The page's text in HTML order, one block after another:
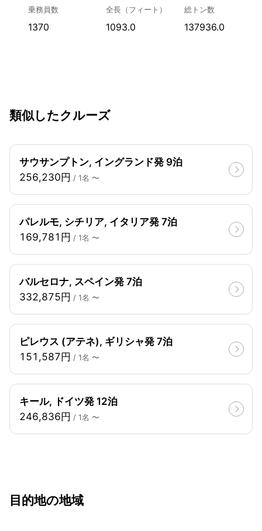
乗務員数
1370
全長（フィート）
1093.0
総トン数
137936.0
類似したクルーズ
サウサンプトン, イングランド発 9泊
256,230円 / 1名 〜
パレルモ, シチリア, イタリア発 7泊
169,781円 / 1名 〜
バルセロナ, スペイン発 7泊
332,875円 / 1名 〜
ピレウス (アテネ), ギリシャ発 7泊
151,587円 / 1名 〜
キール, ドイツ発 12泊
246,836円 / 1名 〜
目的地の地域